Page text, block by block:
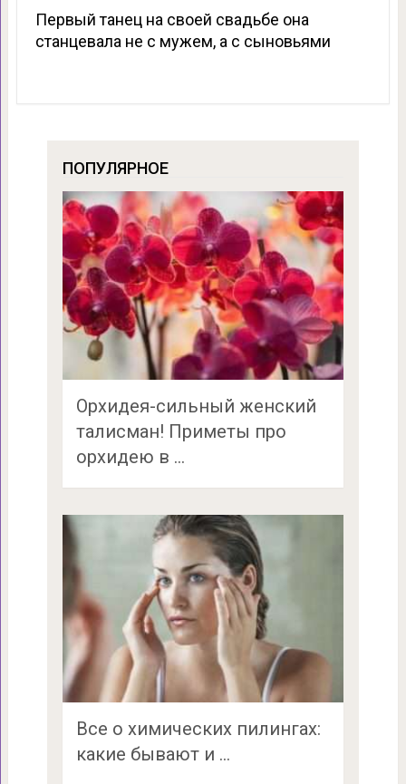
Первый танец на своей свадьбе она
станцевала не с мужем, а с сыновьями
ПОПУЛЯРНОЕ
Орхидея-сильный женский
талисман! Приметы про
орхидею в …
Все о химических пилингах:
какие бывают и …